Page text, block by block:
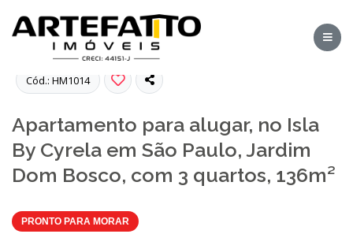
Cód.: HM1014
Apartamento para alugar, no Isla
By Cyrela em São Paulo, Jardim
Dom Bosco, com 3 quartos, 136m²
PRONTO PARA MORAR